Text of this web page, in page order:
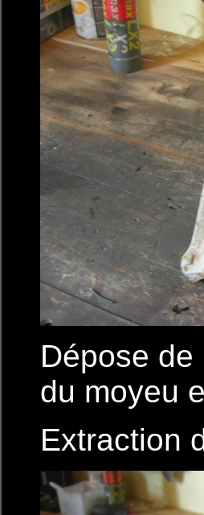
Dépose de
du moyeu
Extraction